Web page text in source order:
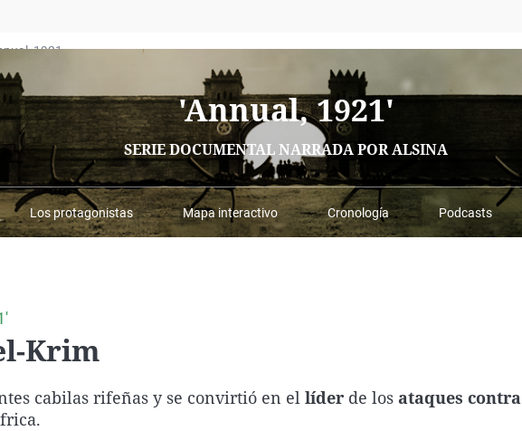
Vasco
Elecciones
1921
'Annual, 1921'
SERIE DOCUMENTAL NARRADA POR ALSINA
Los protagonistas Mapa interactivo Cronología Podcasts
Krim
cabilas rifeñas y se convirtió en el líder de los ataques contra